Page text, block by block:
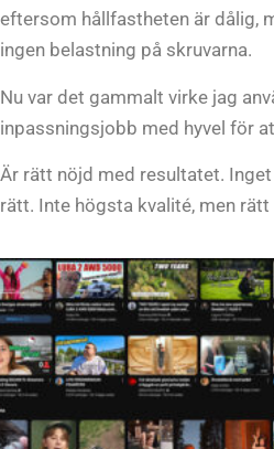
eftersom hållfastheten är dålig,
ingen belastning på skruvarna.
Nu var det gammalt virke jag
inpassningsjobb med hyvel för
Är rätt nöjd med resultatet.
rätt. Inte högsta kvalité, men rätt